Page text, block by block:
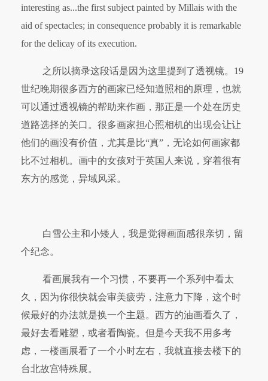
interesting as...the first subject painted by Millais with the
aid of spectacles; in consequence probably it is remarkable
for the delicay of its execution.
之所以摘录这段话是因为这里提到了透视镜。19
世纪晚期很多西方的画家已经知道照相的原理，也就
可以通过透视镜的帮助来作画，那正是一个处在历史
道路选择的关口。很多画家担心照相机的出现会让让
他们的画没有价值，尤其是比“真”，无论如何画家都
比不过相机。画中的女孩对于英国人来说，穿着很有
东方的感觉，异域风采。
白雪公主和小矮人，我是觉得画面感很亲切，留
个纪念。
看画展我有一个习惯，不要再一个系列中看太
久，因为你很快就会审美疲劳，注意力下降，这个时
候最好的办法就是换一个主题。西方的油画看久了，
最好去看雕塑，或者看陶瓷。但是今天我不用多考
虑，一楼画展看了一个小时左右，我就直接去楼下的
台北故宫特殊展。